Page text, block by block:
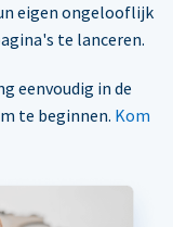
eigen ongelooflijk
te lanceren.
eenvoudig in de
te beginnen. Kom